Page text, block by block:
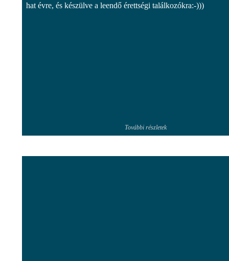
hat évre, és készülve a leendő érettségi találkozókra:-)))
További részletek